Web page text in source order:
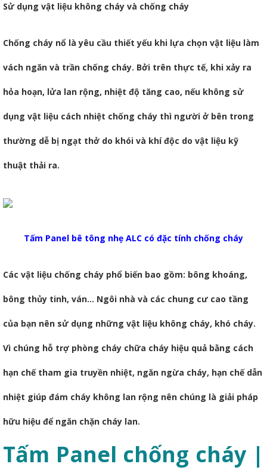
Sử dụng vật liệu không cháy và chống cháy
Chống cháy nổ là yêu cầu thiết yếu khi lựa chọn vật liệu làm
vách ngăn và trần chống cháy. Bởi trên thực tế, khi xảy ra
hỏa hoạn, lửa lan rộng, nhiệt độ tăng cao, nếu không sử
dụng vật liệu cách nhiệt chống cháy thì người ở bên trong
thường dễ bị ngạt thở do khói và khí độc do vật liệu kỹ
thuật thải ra.
Tấm Panel bê tông nhẹ ALC có đặc tính chống cháy
Các vật liệu chống cháy phổ biến bao gồm: bông khoáng,
bông thủy tinh, ván… Ngôi nhà và các chung cư cao tầng
của bạn nên sử dụng những vật liệu không cháy, khó cháy.
Vì chúng hỗ trợ phòng cháy chữa cháy hiệu quả bằng cách
hạn chế tham gia truyền nhiệt, ngăn ngừa cháy, hạn chế dẫn
nhiệt giúp đám cháy không lan rộng nên chúng là giải pháp
hữu hiệu để ngăn chặn cháy lan.
Tấm Panel chống cháy |